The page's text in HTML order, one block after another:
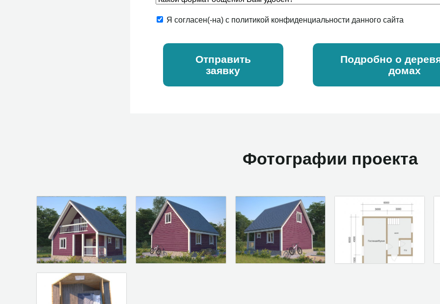
Я согласен(-на) с политикой конфиденциальности данного сайта
Отправить
заявку
Подробно о
домах
Фотографии проекта